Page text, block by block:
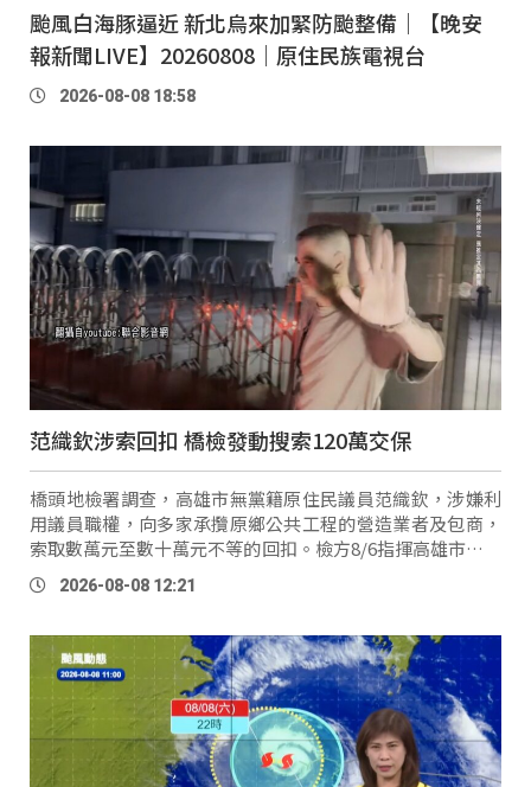
颱風白海豚逼近 新北烏來加緊防颱整備｜【晚安
報新聞LIVE】20260808｜原住民族電視台
2026-08-08 18:58
范織欽涉索回扣 橋檢發動搜索120萬交保
橋頭地檢署調查，高雄市無黨籍原住民議員范織欽，涉嫌利
用議員職權，向多家承攬原鄉公共工程的營造業者及包商，
索取數萬元至數十萬元不等的回扣。檢方8/6指揮高雄市調查
處，搜索范織欽的服務處及住處，並傳喚相關被告及證人到
案。檢 …
2026-08-08 12:21